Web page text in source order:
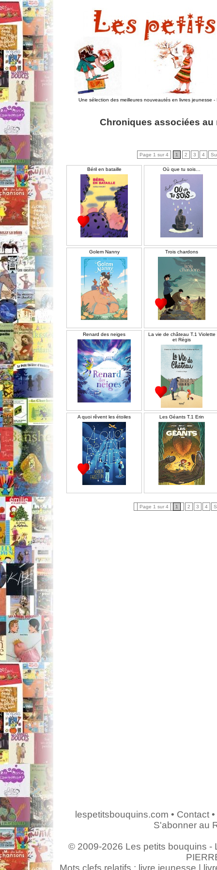
Une sélection des meilleures nouveautés en livres jeunesse -
Chroniques associées au
Page 1 sur 4 1 2 3 4
Béril en bataille Où que tu sois…
Golem Nanny Trois chardons
Renard des neiges
La vie de château T.1 Violette
et Régis
A quoi rêvent les étoiles Les Géants T.1 Erin
Page 1 sur 4 1 2 3 4
lespetitsbouquins.com • Contact•
S'abonner au
© 2009-2026 Les petits bouquins -
Mots clefs relatifs : livre jeunesse |